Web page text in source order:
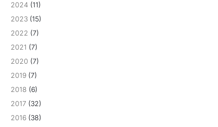
2024 (11)
2023 (15)
2022 (7)
2021 (7)
2020 (7)
2019 (7)
2018 (6)
2017 (32)
2016 (38)